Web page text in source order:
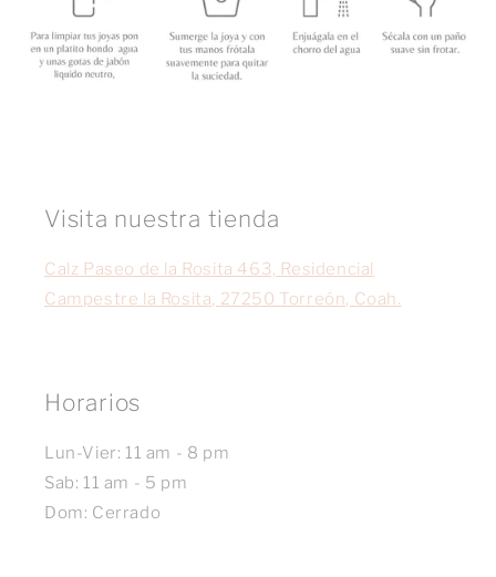
Visita nuestra tienda
Calz Paseo de la Rosita 463, Residencial
Campestre la Rosita, 27250 Torreón, Coah.
Horarios
Lun-Vier: 11 am - 8 pm
Sab: 11 am - 5 pm
Dom: Cerrado